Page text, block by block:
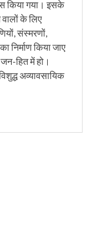
किया गया। इसके
के लिए
संस्मरणों,
निर्माण किया जाए
हित में हो।
अव्यावसायिक